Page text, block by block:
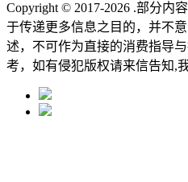
Copyright © 2017-2026 .部分内
于传递更多信息之目的，并不
述，不可作为直接的消费指导
考，如有侵犯版权请来信告知,